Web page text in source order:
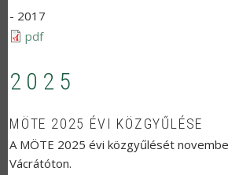
- 2017
pdf
2025
MÖTE 2025 ÉVI KÖZGYŰLÉSE
A MÖTE 2025 évi közgyűlését
Vácrátóton.